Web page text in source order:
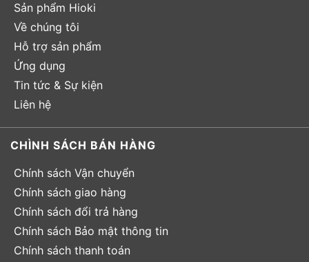
Sản phẩm Hioki
Về chúng tôi
Hỗ trợ sản phẩm
Ứng dụng
Tin tức & Sự kiện
Liên hệ
CHÌNH SÁCH BÁN HÀNG
Chính sách Vận chuyển
Chính sách giao hàng
Chính sách đổi trả hàng
Chính sách Bảo mật thông tin
Chính sách thanh toán